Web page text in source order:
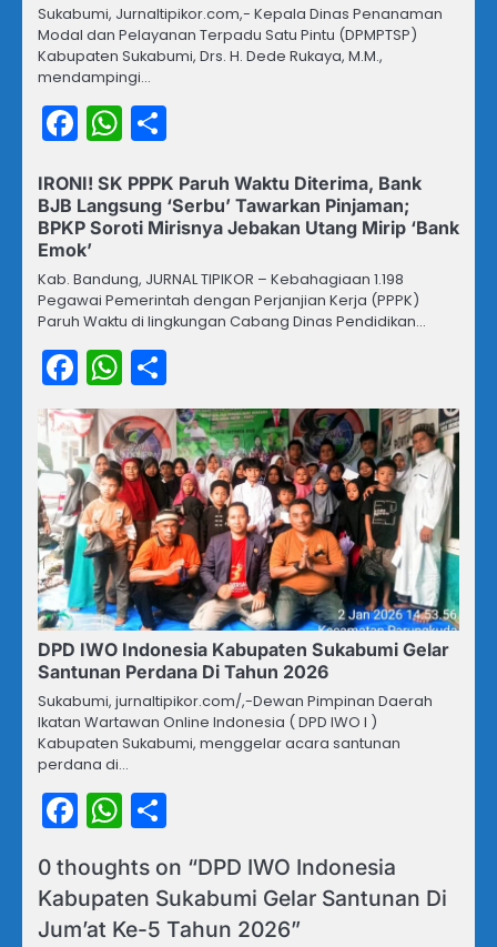
Sukabumi, Jurnaltipikor.com,- Kepala Dinas Penanaman
Modal dan Pelayanan Terpadu Satu Pintu (DPMPTSP)
Kabupaten Sukabumi, Drs. H. Dede Rukaya, M.M.,
mendampingi…
Facebook
WhatsApp
IRONI! SK PPPK Paruh Waktu Diterima, Bank
BJB Langsung ‘Serbu’ Tawarkan Pinjaman;
BPKP Soroti Mirisnya Jebakan Utang Mirip ‘Bank
Emok’
Kab. Bandung, JURNAL TIPIKOR – Kebahagiaan 1.198
Pegawai Pemerintah dengan Perjanjian Kerja (PPPK)
Paruh Waktu di lingkungan Cabang Dinas Pendidikan…
Facebook
WhatsApp
DPD IWO Indonesia Kabupaten Sukabumi Gelar
Santunan Perdana Di Tahun 2026
Sukabumi, jurnaltipikor.com/,-Dewan Pimpinan Daerah
Ikatan Wartawan Online Indonesia ( DPD IWO I )
Kabupaten Sukabumi, menggelar acara santunan
perdana di…
Facebook
WhatsApp
0 thoughts on “DPD IWO Indonesia
Kabupaten Sukabumi Gelar Santunan Di
Jum’at Ke-5 Tahun 2026”